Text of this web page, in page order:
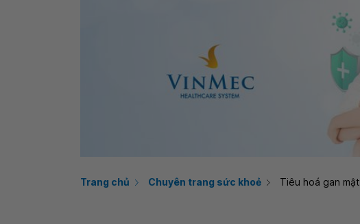
Trang chủ Chuyên trang sức khoẻ Tiêu hoá gan mật